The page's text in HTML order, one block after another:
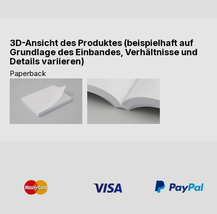
3D-Ansicht des Produktes (beispielhaft auf
Grundlage des Einbandes, Verhältnisse und
Details variieren)
Paperback